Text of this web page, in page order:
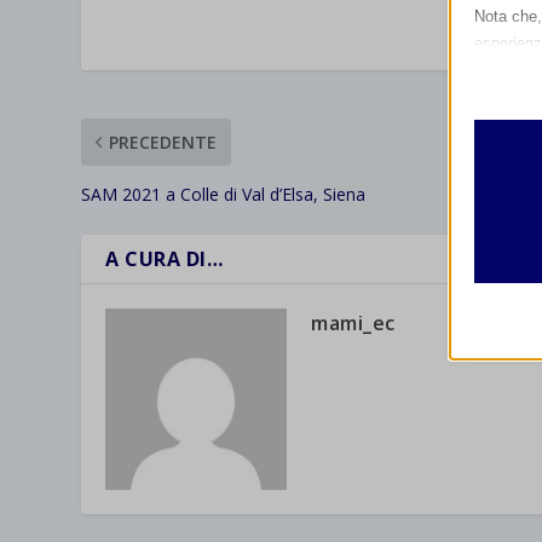
PRECEDENTE
SAM 2021 a Colle di Val d’Elsa, Siena
A CURA DI…
mami_ec
Nota
I
Altri
et-